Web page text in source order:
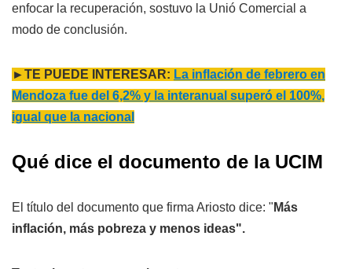
enfocar la recuperación, sostuvo la Unió Comercial a
modo de conclusión.
►TE PUEDE INTERESAR: La inflación de febrero en
Mendoza fue del 6,2% y la interanual superó el 100%,
igual que la nacional
Qué dice el documento de la UCIM
El título del documento que firma Ariosto dice: " Más
inflación, más pobreza y menos ideas".